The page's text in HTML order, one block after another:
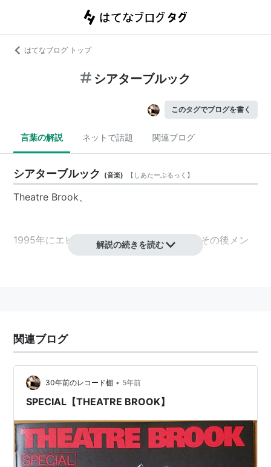
はてなブログ トップ
シアターブルック
このタグでブログを書く
言葉の解説 ネットで話題 関連ブログ
シアターブルック (音楽) 【 しあたーぶるっく 】
Theatre Brook、
1995年にエピックよりメジャーデビュー。その後メン
バーチェンジを経て、2005年にフォーライフ（GUTレ
(drums)
ディスコグラフィー
SENSEMILLA（1993年9月）
ASIN:B00005IIAA
TALISMAN（1996年6月）
解説の続きを読む
関連ブログ
30年前のレコード棚 • 5年前
SPECIAL【THEATRE BROOK】